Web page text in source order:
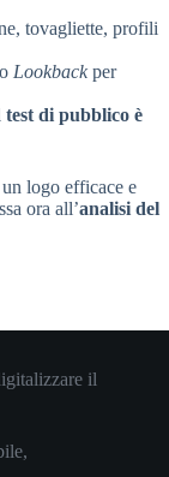
tovagliette, profili
o Lookback per
test di pubblico è
logo efficace e
ora all’analisi del
il